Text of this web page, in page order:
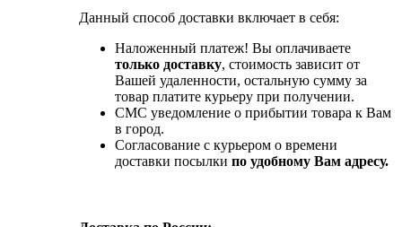
Данный способ доставки включает в себя:
Наложенный платеж! Вы оплачиваете
только доставку, стоимость зависит от
Вашей удаленности, остальную сумму за
товар платите курьеру при получении.
СМС уведомление о прибытии товара к Вам
в город.
Согласование с курьером о времени
доставки посылки по удобному Вам адресу.